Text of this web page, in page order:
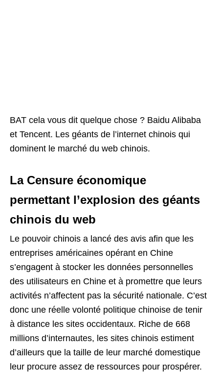
BAT cela vous dit quelque chose ? Baidu Alibaba
et Tencent. Les géants de l’internet chinois qui
dominent le marché du web chinois.
La Censure économique
permettant l’explosion des géants
chinois du web
Le pouvoir chinois a lancé des avis afin que les
entreprises américaines opérant en Chine
s’engagent à stocker les données personnelles
des utilisateurs en Chine et à promettre que leurs
activités n’affectent pas la sécurité nationale. C’est
donc une réelle volonté politique chinoise de tenir
à distance les sites occidentaux. Riche de 668
millions d’internautes, les sites chinois estiment
d’ailleurs que la taille de leur marché domestique
leur procure assez de ressources pour prospérer.